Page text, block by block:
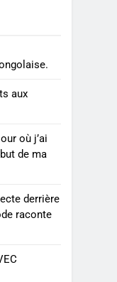
aux
où j’ai
de ma
derrière
raconte